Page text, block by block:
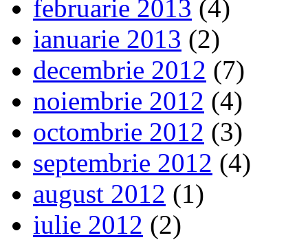
februarie 2013 (4)
ianuarie 2013 (2)
decembrie 2012 (7)
noiembrie 2012 (4)
octombrie 2012 (3)
septembrie 2012 (4)
august 2012 (1)
iulie 2012 (2)